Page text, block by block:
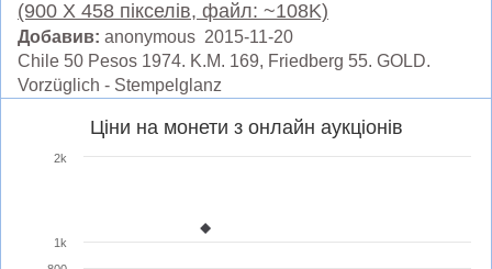
(900 X 458 пікселів, файл: ~108K)
Добавив: anonymous 2015-11-20
Chile 50 Pesos 1974. K.M. 169, Friedberg 55. GOLD.
Vorzüglich - Stempelglanz